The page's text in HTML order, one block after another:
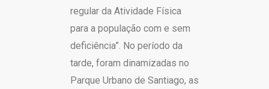
regular da Atividade Física
para a população com e sem
deficiência”. No período da
tarde, foram dinamizadas no
Parque Urbano de Santiago, as